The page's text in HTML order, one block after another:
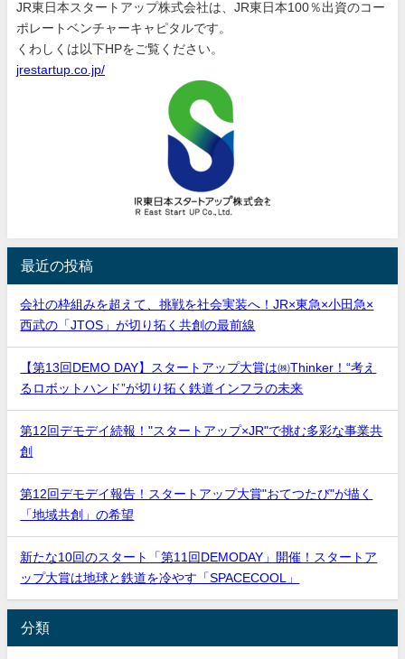
JR東日本スタートアップ株式会社は、JR東日本100％出資のコー
ポレートベンチャーキャピタルです。
くわしくは以下HPをご覧ください。
jrestartup.co.jp/
最近の投稿
会社の枠組みを超えて、挑戦を社会実装へ！JR×東急×小田急×
西武の「JTOS」が切り拓く共創の最前線
【第13回DEMO DAY】スタートアップ大賞は㈱Thinker！“考え
るロボットハンド”が切り拓く鉄道インフラの未来
第12回デモデイ続報！"スタートアップ×JR"で挑む多彩な事業共
創
第12回デモデイ報告！スタートアップ大賞"おてつたび"が描く
「地域共創」の希望
新たな10回のスタート「第11回DEMODAY」開催！スタートア
ップ大賞は地球と鉄道を冷やす「SPACECOOL」
分類